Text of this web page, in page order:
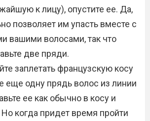
к лицу), опустите ее. Да,
позволяет им упасть вместе с
вашими волосами, так что
две пряди.
заплетать французскую косу
еще одну прядь волос из линии
ее как обычно в косу и
Но когда придет время пройти